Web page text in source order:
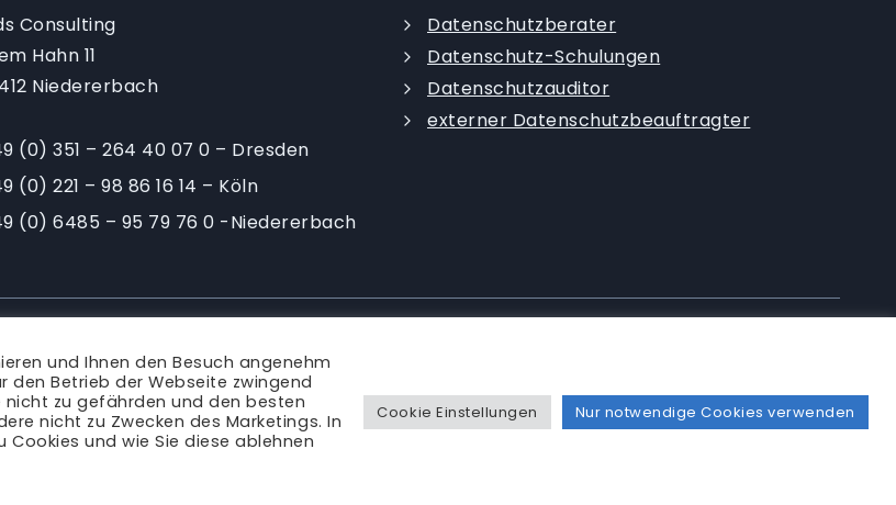
Consulting
Hahn 11
Niedererbach
(0) 351 – 264 40 07 0 – Dresden
(0) 221 – 98 86 16 14 – Köln
(0) 6485 – 95 79 76 0 -Niedererbach
Datenschutzberater
Datenschutz-Schulungen
Datenschutzauditor
externer Datenschutzbeauftragter
Blog| Karriere Impressum
und Ihnen den Besuch angenehm
den Betrieb der Webseite zwingend
zu gefährden und den besten
nicht zu Zwecken des Marketings. In
und wie Sie diese ablehnen
Cookie Einstellungen Nur notwendige Cookies verwenden